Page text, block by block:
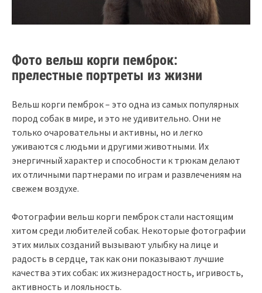
Фото вельш корги пемброк:
прелестные портреты из жизни
Вельш корги пемброк – это одна из самых популярных
пород собак в мире, и это не удивительно. Они не
только очаровательны и активны, но и легко
уживаются с людьми и другими животными. Их
энергичный характер и способности к трюкам делают
их отличными партнерами по играм и развлечениям на
свежем воздухе.
Фотографии вельш корги пемброк стали настоящим
хитом среди любителей собак. Некоторые фотографии
этих милых созданий вызывают улыбку на лице и
радость в сердце, так как они показывают лучшие
качества этих собак: их жизнерадостность, игривость,
активность и лояльность.